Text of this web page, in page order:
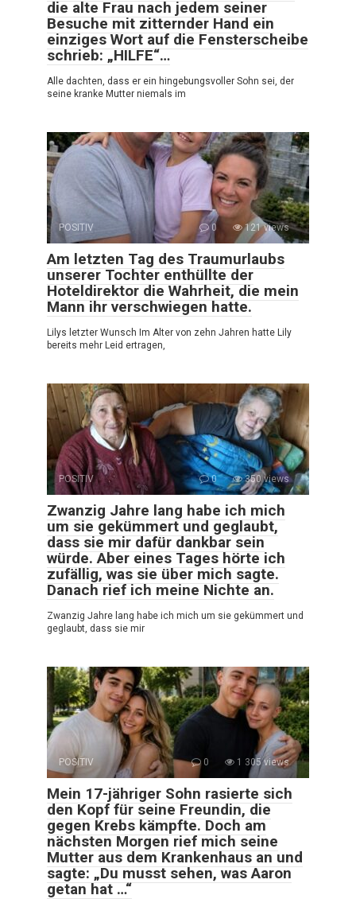
die alte Frau nach jedem seiner
Besuche mit zitternder Hand ein
einziges Wort auf die Fensterscheibe
schrieb: „HILFE“…
Alle dachten, dass er ein hingebungsvoller Sohn sei, der
seine kranke Mutter niemals im
POSITIV 0 121 views
Am letzten Tag des Traumurlaubs
unserer Tochter enthüllte der
Hoteldirektor die Wahrheit, die mein
Mann ihr verschwiegen hatte.
Lilys letzter Wunsch Im Alter von zehn Jahren hatte Lily
bereits mehr Leid ertragen,
POSITIV 0 350 views
Zwanzig Jahre lang habe ich mich
um sie gekümmert und geglaubt,
dass sie mir dafür dankbar sein
würde. Aber eines Tages hörte ich
zufällig, was sie über mich sagte.
Danach rief ich meine Nichte an.
Zwanzig Jahre lang habe ich mich um sie gekümmert und
geglaubt, dass sie mir
POSITIV 0 1 305 views
Mein 17-jähriger Sohn rasierte sich
den Kopf für seine Freundin, die
gegen Krebs kämpfte. Doch am
nächsten Morgen rief mich seine
Mutter aus dem Krankenhaus an und
sagte: „Du musst sehen, was Aaron
getan hat …“